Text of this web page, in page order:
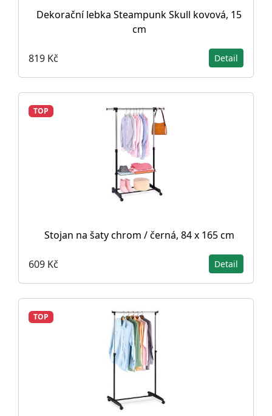
Dekorační lebka Steampunk Skull kovová, 15
cm
819 Kč Detail
TOP
Stojan na šaty chrom / černá, 84 x 165 cm
609 Kč Detail
TOP